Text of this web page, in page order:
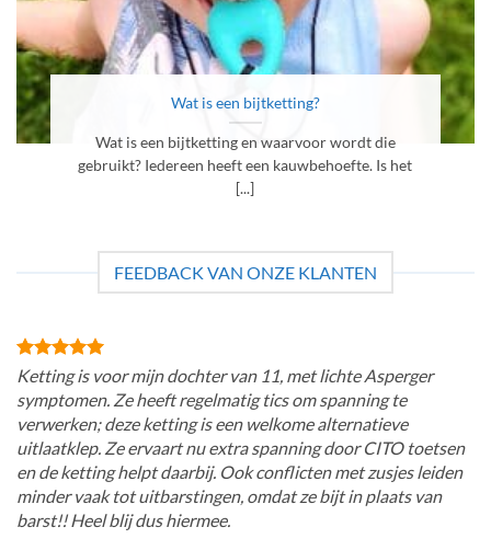
Wat is een bijtketting?
Wat is een bijtketting en waarvoor wordt die
gebruikt? Iedereen heeft een kauwbehoefte. Is het
[...]
FEEDBACK VAN ONZE KLANTEN
Ketting is voor mijn dochter van 11, met lichte Asperger
symptomen. Ze heeft regelmatig tics om spanning te
verwerken; deze ketting is een welkome alternatieve
uitlaatklep. Ze ervaart nu extra spanning door CITO toetsen
en de ketting helpt daarbij. Ook conflicten met zusjes leiden
minder vaak tot uitbarstingen, omdat ze bijt in plaats van
barst!! Heel blij dus hiermee.